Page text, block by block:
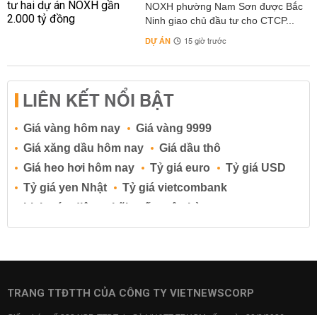
NOXH phường Nam Sơn được Bắc
Ninh giao chủ đầu tư cho CTCP...
DỰ ÁN 15 giờ trước
LIÊN KẾT NỔI BẬT
Giá vàng hôm nay
Giá vàng 9999
Giá xăng dầu hôm nay
Giá dầu thô
Giá heo hơi hôm nay
Tỷ giá euro
Tỷ giá USD
Tỷ giá yen Nhật
Tỷ giá vietcombank
Lịch cúp điện
Lãi suất ngân hàng
Lãi suất tiết kiệm
Lãi suất tiền gửi
Lãi suất ngân hàng BIDV
TRANG TTĐTTH CỦA CÔNG TY VIETNEWSCORP